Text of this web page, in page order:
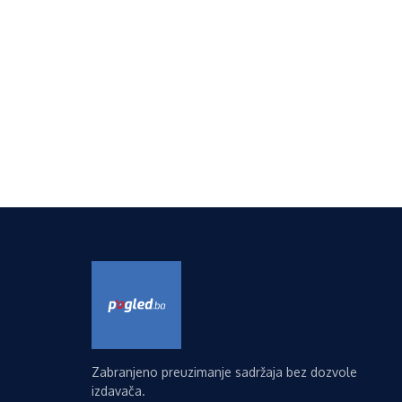
Zabranjeno preuzimanje sadržaja bez dozvole
izdavača.